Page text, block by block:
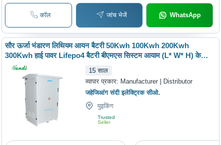
कॉल जांच भेजें WhatsApp
सौर ऊर्जा भंडारण लिथियम आयन बैटरी 50Kwh 100Kwh 200Kwh
300Kwh हाई पावर Lifepo4 बैटरी बीएमएस सिस्टम आयाम (L* W* H) के
साथ: 55* 55* 86 सेंटीमीटर (Cm)
15 साल
व्यापार प्रकार: Manufacturer | Distributor
जहेजिआंग संदी इलेक्ट्रिक सीओ.
युइकिंग
Trusted
Seller